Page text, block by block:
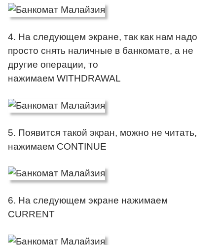
4. На следующем экране, так как нам надо
просто снять наличные в банкомате, а не
другие операции, то
нажимаем WITHDRAWAL
5. Появится такой экран, можно не читать,
нажимаем CONTINUE
6. На следующем экране нажимаем
CURRENT